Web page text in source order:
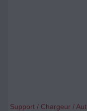
Support / Chargeur /